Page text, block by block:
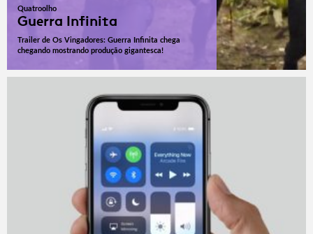
Quatroolho
Guerra Infinita
Trailer de Os Vingadores: Guerra Infinita chega
chegando mostrando produção gigantesca!